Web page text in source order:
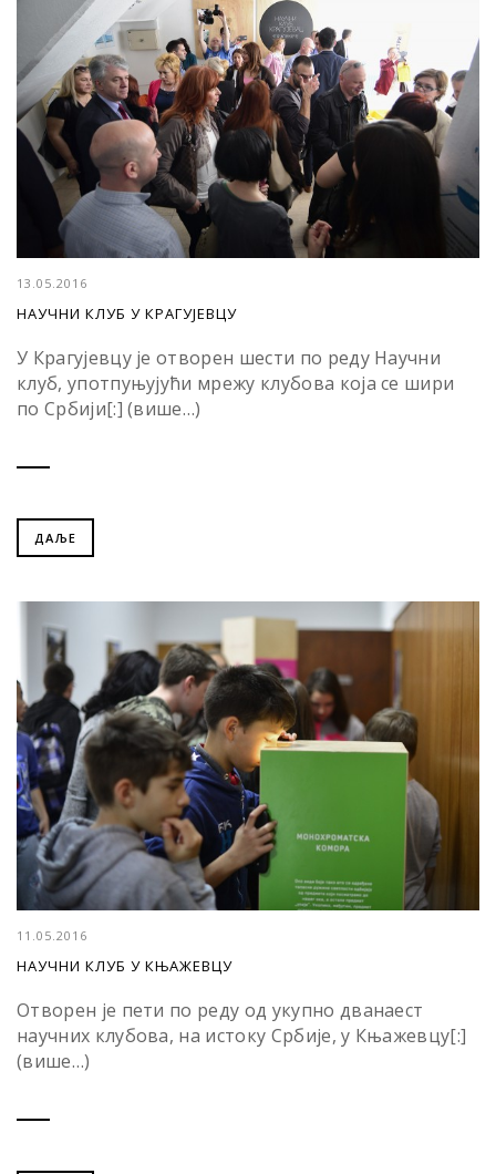
13.05.2016
НАУЧНИ КЛУБ У КРАГУЈЕВЦУ
У Крагујевцу је отворен шести по реду Научни
клуб, употпуњујући мрежу клубова која се шири
по Србији[:] (више…)
ДАЉЕ
11.05.2016
НАУЧНИ КЛУБ У КЊАЖЕВЦУ
Отворен је пети по реду од укупно дванаест
научних клубова, на истоку Србије, у Књажевцу[:]
(више…)